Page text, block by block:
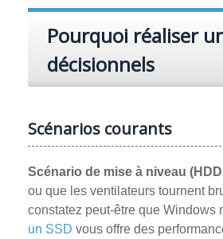
Pourquoi réaliser
décisionnels
Scénarios courants
Scénario de mise à niveau
ou que les ventilateurs tournent
constatez peut-être que Windows
un SSD vous offre des